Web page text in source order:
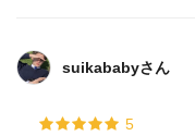
suikababyさん
5